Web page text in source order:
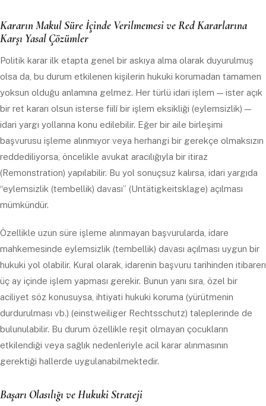
Kararın Makul Süre İçinde Verilmemesi ve Red Kararlarına
Karşı Yasal Çözümler
Politik karar ilk etapta genel bir askıya alma olarak duyurulmuş
olsa da, bu durum etkilenen kişilerin hukuki korumadan tamamen
yoksun olduğu anlamına gelmez. Her türlü idari işlem — ister açık
bir ret kararı olsun isterse fiilî bir işlem eksikliği (eylemsizlik) —
idari yargı yollarına konu edilebilir. Eğer bir aile birleşimi
başvurusu işleme alınmıyor veya herhangi bir gerekçe olmaksızın
reddediliyorsa, öncelikle avukat aracılığıyla bir itiraz
(Remonstration) yapılabilir. Bu yol sonuçsuz kalırsa, idari yargıda
“eylemsizlik (tembellik) davası” (Untätigkeitsklage) açılması
mümkündür.
Özellikle uzun süre işleme alınmayan başvurularda, idare
mahkemesinde eylemsizlik (tembellik) davası açılması uygun bir
hukuki yol olabilir. Kural olarak, idarenin başvuru tarihinden itibaren
üç ay içinde işlem yapması gerekir. Bunun yanı sıra, özel bir
aciliyet söz konusuysa, ihtiyati hukuki koruma (yürütmenin
durdurulması vb.) (einstweiliger Rechtsschutz) taleplerinde de
bulunulabilir. Bu durum özellikle reşit olmayan çocukların
etkilendiği veya sağlık nedenleriyle acil karar alınmasının
gerektiği hallerde uygulanabilmektedir.
Başarı Olasılığı ve Hukuki Strateji